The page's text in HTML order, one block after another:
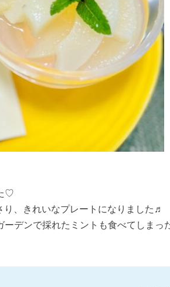
♡
、きれいなプレートになりました♬
デンで採れたミントも食べてしまっ